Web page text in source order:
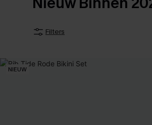
Filters
NIEUW